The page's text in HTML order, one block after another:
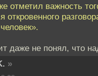
отметил важность
откровенного
даже не понял, что
»